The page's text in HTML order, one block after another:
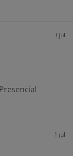
3 jul
Presencial
1 jul